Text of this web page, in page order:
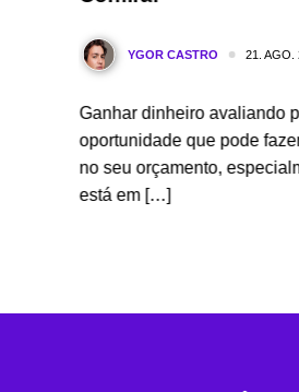
YGOR CASTRO 21. AGO.
Ganhar dinheiro avaliando
oportunidade que pode
no seu orçamento,
está em […]